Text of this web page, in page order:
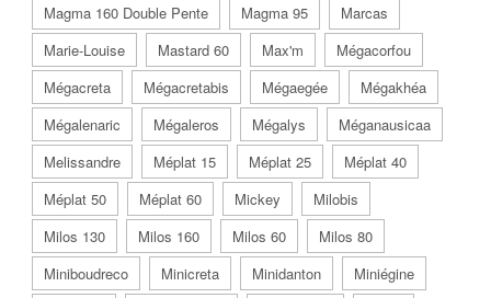
Magma 160 Double Pente
Magma 95
Marcas
Marie-Louise
Mastard 60 Max'm
Mégacorfou
Mégacreta
Mégacretabis Mégaegée
Mégakhéa
Mégalenaric
Mégaleros Mégalys
Méganausicaa
Melissandre
Méplat 15 Méplat 25
Méplat 40
Méplat 50
Méplat 60 Mickey
Milobis
Milos 130
Milos 160 Milos 60
Milos 80
Miniboudreco
Minicreta Minidanton
Miniégine